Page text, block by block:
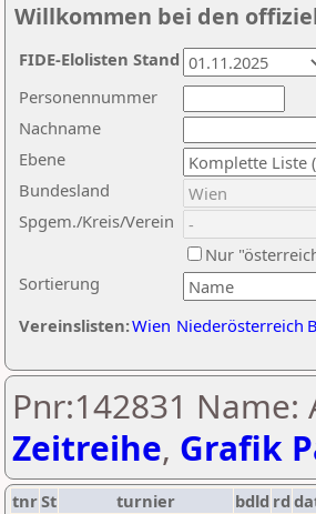
Willkommen bei den
Nachname
Ebene
Sortierung
Personennummer
Bundesland
Spgem./Kreis/Verein
Nur
Vereinslisten:Wien Niederösterreich
FIDE-Elolisten Stand
Pnr:142831
Zeitreihe, Grafik
tnrSt turnier bdld rd